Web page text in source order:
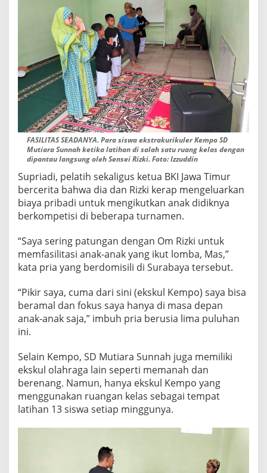
FASILITAS SEADANYA. Para siswa ekstrakurikuler Kempo SD
Mutiara Sunnah ketika latihan di salah satu ruang kelas dengan
dipantau langsung oleh Sensei Rizki. Foto: Izzuddin
Supriadi, pelatih sekaligus ketua BKI Jawa Timur
bercerita bahwa dia dan Rizki kerap mengeluarkan
biaya pribadi untuk mengikutkan anak didiknya
berkompetisi di beberapa turnamen.
“Saya sering patungan dengan Om Rizki untuk
memfasilitasi anak-anak yang ikut lomba, Mas,”
kata pria yang berdomisili di Surabaya tersebut.
“Pikir saya, cuma dari sini (ekskul Kempo) saya bisa
beramal dan fokus saya hanya di masa depan
anak-anak saja,” imbuh pria berusia lima puluhan
ini.
Selain Kempo, SD Mutiara Sunnah juga memiliki
ekskul olahraga lain seperti memanah dan
berenang. Namun, hanya ekskul Kempo yang
menggunakan ruangan kelas sebagai tempat
latihan 13 siswa setiap minggunya.